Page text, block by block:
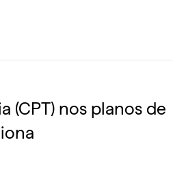
(CPT) nos planos de